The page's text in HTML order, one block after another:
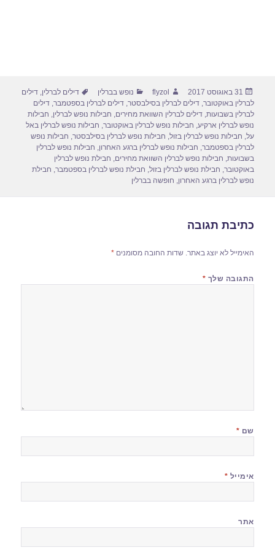
פורסם
בתאריך
31 באוגוסט 2017 מחבר
flyzol קטגוריות
נופש בברלין תגיות
דילים לברלין,דילים
לברלין באוקטובר,דילים לברלין בסילבסטר,דילים לברלין בספטמבר,דילים
לברלין בשבועות,דילים לברלין השוואת מחירים, חבילות נופש לברלין, חבילות
נופש לברלין ארקיע, חבילות נופש לברלין באוקטובר, חבילות נופש לברלין באל
על, חבילות נופש לברלין בזול, חבילות נופש לברלין בסילבסטר, חבילות נופש
לברלין בספטמבר, חבילות נופש לברלין ברגע האחרון, חבילות נופש לברלין
בשבועות, חבילות נופש לברלין השוואת מחירים, חבילת נופש לברלין
באוקטובר, חבילת נופש לברלין בזול, חבילת נופש לברלין בספטמבר, חבילת
נופש לברלין ברגע האחרון, חופשה בברלין
כתיבת תגובה
האימייל לא יוצג באתר. שדות החובה מסומנים*
התגובה שלך *
שם *
אימייל *
אתר